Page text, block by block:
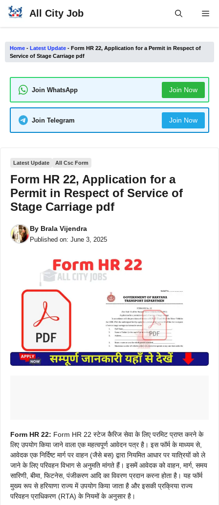
Skip
All City Job
Home - Latest Update - Form HR 22, Application for a Permit in Respect of
Service of Stage Carriage pdf
Join WhatsApp Join Now
Join Telegram Join Now
Latest Update All Csc Form
Form HR 22, Application for a
Permit in Respect of Service of
Stage Carriage pdf
By Brala Vijendra
Published on: June 3, 2025
Form HR 22: Form HR 22 स्टेज कैरिज सेवा के लिए परमिट प्राप्त करने के
लिए उपयोग किया जाने वाला एक महत्वपूर्ण आवेदन पत्र है। इस फॉर्म के माध्यम से,
आवेदक एक निर्दिष्ट मार्ग पर वाहन (जैसे बस) द्वारा नियमित आधार पर यात्रियों को ले
जाने के लिए परिवहन विभाग से अनुमति मांगते हैं। इसमें आवेदक को वाहन, मार्ग, समय
सारिणी, बीमा, फिटनेस, पंजीकरण आदि का विवरण प्रदान करना होता है। यह फॉर्म
मुख्य रूप से हरियाणा राज्य में उपयोग किया जाता है और इसकी प्रक्रिया राज्य
परिवहन प्राधिकरण (RTA) के नियमों के अनुसार है।